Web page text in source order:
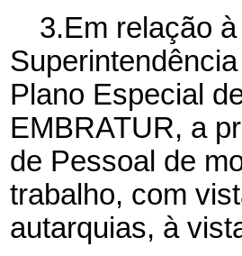
3.Em relação à
Plano Especial
EMBRATUR, a
de Pessoal de
trabalho, com
autarquias, à